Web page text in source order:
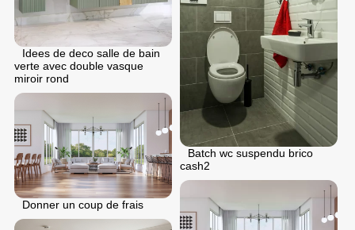
Idees de deco salle de bain
verte avec double vasque
miroir rond
Batch wc suspendu brico
cash2
Donner un coup de frais